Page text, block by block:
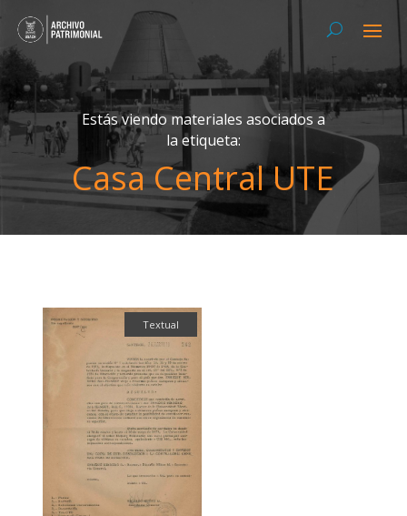
Estás viendo materiales asociados a
la etiqueta:
Casa Central UTE
Textual